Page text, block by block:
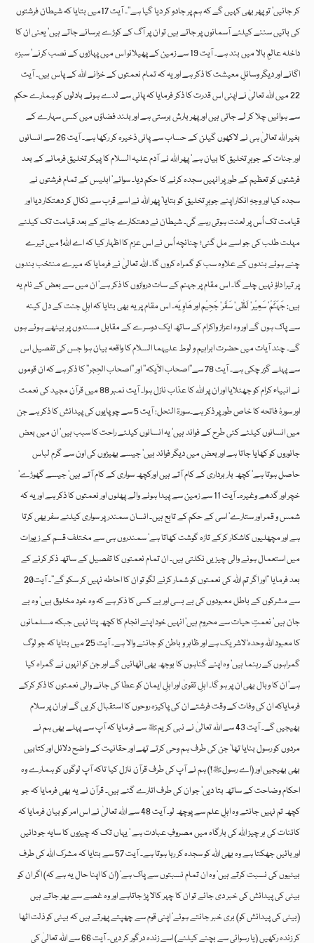
کر جائیں‘ تو پھر بھی کہیں گے کہ ہم پر جادو کر دیا گیا ہے‘‘۔ آیت 17میں بتایا کہ شیطان فرشتوں
کی باتیں سننے کیلئے آسمانوں پر جاتے ہیں تو ان پر آگ کے کوڑے برسائے جاتے ہیں‘ یعنی ان کا
داخلہ عالمِ بالا میں بند ہے۔ آیت 19 سے زمین کے پھیلائو اس میں پہاڑوں کے نصب کرنے‘ سبزہ
اگانے اور دیگر وسائلِ معیشت کا ذکر ہے اور یہ کہ تمام نعمتوں کے خزانے اللہ کے پاس ہیں۔ آیت
22 میں اللہ تعالیٰ نے اپنی اس قدرت کا ذکر فرمایا کہ پانی سے لدے ہوئے بادلوں کو ہمارے حکم
سے ہوائیں چلا کر لے جاتی ہیں اور پھر بارش برستی ہے اور بلند فضاؤں میں کسی سہارے کے
بغیر اللہ تعالیٰ ہی نے لاکھوں گیلن کے حساب سے پانی ذخیرہ کر رکھا ہے۔ آیت 26 سے انسانوں
اور جنات کے جوہرِ تخلیق کا بیان ہے‘ پھر اللہ نے آدم علیہ السلام کا پیکر تخلیق فرمانے کے بعد
فرشتوں کو تعظیم کے طور پر انہیں سجدہ کرنے کا حکم دیا۔ سوائے‘ ابلیس کے تمام فرشتوں نے
سجدہ کیا اور وجہِ انکار اپنے جوہرِ تخلیق کو بتایا‘ پھر اللہ نے اسے قرب سے نکال کر دھتکار دیا اور
قیامت تک اُس پر لعنت ہوتی رہے گی۔ شیطان نے دھتکارے جانے کے بعد قیامت تک کیلئے
مہلت طلب کی جو اسے مل گئی؛ چنانچہ اُس نے اس عزم کا اظہار کیا کہ اے اللہ! میں تیرے
چنے ہوئے بندوں کے علاوہ سب کو گمراہ کروں گا۔ اللہ تعالیٰ نے فرمایا کہ میرے منتخب بندوں
پر تیرا داؤ نہیں چلے گا۔ اس مقام پر جہنم کے سات دروازوں کا ذکر ہے‘ ان میں سے بعض کے نام یہ
ہیں: جَہَنَّمْ‘ سَعِیْر‘ لَظّٰی‘ سَقَر‘ جَحِیْم اور ھَاوِیَہ۔ اس مقام پر یہ بھی بتایا کہ اہلِ جنت کے دل کینہ
سے پاک ہوں گے اور وہ اعزاز واکرام کے ساتھ ایک دوسرے کے مقابل مسندوں پر بیٹھے ہوئے ہوں
گے۔ چند آیات میں حضرت ابراہیم و لوط علیہما السلام کا واقعہ بیان ہوا جس کی تفصیل اس
سے پہلے گزر چکی ہے۔ آیت 78 سے’’اصحاب الاَیکہ‘‘ اور ’’اصحاب الحِجر‘‘ کا ذکر ہے کہ ان قوموں
نے انبیاء کرام کو جھٹلایا اور ان پر اللہ کا عذاب نازل ہوا۔ آیت نمبر 88 میں قرآن مجید کی نعمت
اور سورۂ فاتحہ کا خاص طور پر ذکر ہے۔سورۃ النحل: آیت 5 سے چوپایوں کی پیدائش کا ذکر ہے جن
میں انسانوں کیلئے کئی طرح کے فوائد ہیں‘ یہ انسانوں کیلئے راحت کا سبب ہیں‘ ان میں بعض
جانوروں کو کھایا جاتا ہے اور بعض میں دیگر فوائد ہیں‘ جیسے بھیڑوں کی اون سے گرم لباس
حاصل ہوتا ہے‘ کچھ بار برداری کے کام آتے ہیں اورکچھ سواری کے کام آتے ہیں‘ جیسے گھوڑے‘
خچر اور گدھے وغیرہ۔ آیت 11 سے زمین سے پیدا ہونے والے پھلوں اور نعمتوں کا ذکر ہے اور یہ کہ
شمس و قمر اور ستارے‘ اسی کے حکم کے تابع ہیں۔ انسان سمندر پر سواری کیلئے سفر بھی کرتا
ہے اور مچھلیوں کاشکار کرکے تازہ گوشت کھاتا ہے‘ سمندروں ہی سے مختلف قسم کے زیورات
میں استعمال ہونے والی چیزیں نکلتی ہیں۔ ان تمام نعمتوں کا تفصیل کے ساتھ ذکر کرنے کے
بعد فرمایا ’’اور اگر تم اللہ کی نعمتوں کو شمار کرنے لگو تو ان کا احاطہ نہیں کر سکو گے‘‘۔ آیت20
سے مشرکوں کے باطل معبودوں کی بے بسی اور بے کسی کا ذکر ہے کہ وہ خود مخلوق ہیں‘ وہ بے
جان ہیں‘ نعمتِ حیات سے محروم ہیں‘ انہیں خود اپنے انجام کا کچھ پتا نہیں جبکہ مسلمانوں
کا معبود اللہ وحدہٗ لاشریک ہے اور ظاہر و باطن کو جاننے والا ہے۔ آیت 25 میں بتایا کہ جو لوگ
گمراہوں کے رہنما ہیں‘ وہ اپنے گناہوں کا بوجھ بھی اٹھائیں گے اور جن کو انہوں نے گمراہ کیا
ہے‘ ان کا وبال بھی ان پر ہو گا۔ اہلِ تقویٰ اور اہلِ ایمان کو عطا کی جانے والی نعمتوں کا ذکر کرکے
فرمایاکہ ان کی وفات کے وقت فرشتے ان کی پاکیزہ روحوں کا استقبال کریں گے اور ان پر سلام
بھیجیں گے۔ آیت 43 سے اللہ تعالیٰ نے نبی کریمﷺ سے فرمایا کہ آپ سے پہلے بھی ہم نے
مردوں کو رسول بنایا تھا‘ جن کی طرف ہم وحی کرتے تھے اور حقانیت کے واضح دلائل اور کتابیں
بھی بھیجیں اور (اے رسولﷺ!) ہم نے آپ کی طرف قرآن نازل کیا تاکہ آپ لوگوں کو ہمارے وہ
احکام وضاحت کے ساتھ بتا دیں‘ جو ان کی طرف اتارے گئے ہیں۔ قرآن نے یہ بھی فرمایا کہ جو
کچھ تم نہیں جانتے وہ اہلِ علم سے پوچھ لو۔ آیت 48 سے اللہ تعالیٰ نے اس امر کو بیان فرمایا کہ
کائنات کی ہر چیز اللہ کی بارگاہ میں مصروفِ عبادت ہے ‘ یہاں تک کہ چیزوں کا سایہ جو دائیں
اور بائیں جھکتا ہے وہ بھی اللہ کو سجدہ کر رہا ہوتا ہے۔ آیت 57 سے بتایا کہ مشرک اللہ کی طرف
بیٹیوں کی نسبت کرتے ہیں‘ وہ ان تمام نسبتوں سے پاک ہے‘ (ان کا اپنا حال یہ ہے کہ) اگر ان کو
بیٹی کی پیدائش کی خبر دی جائے تو ان کا چہر کالا پڑ جاتاہے اور وہ غصے سے بھر جاتے ہیں
(بیٹی کی پیدائش کو) بری خبر جانتے ہوئے‘ اپنی قوم سے چھپتے پھرتے ہیں کہ بیٹی کو ذلت اٹھا
کر زندہ رکھیں (یا رسوائی سے بچنے کیلئے) اسے زندہ درگور کر دیں۔ آیت 66 سے اللہ تعالیٰ کی